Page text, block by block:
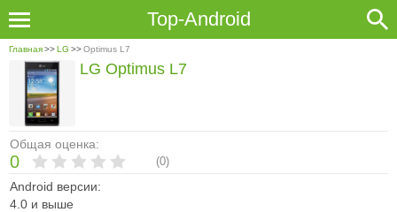
Top-Android
Главная>>LG >>Optimus L7
Общая оценка:
0 (0)
Android версии:
4.0 и выше
LG Optimus L7